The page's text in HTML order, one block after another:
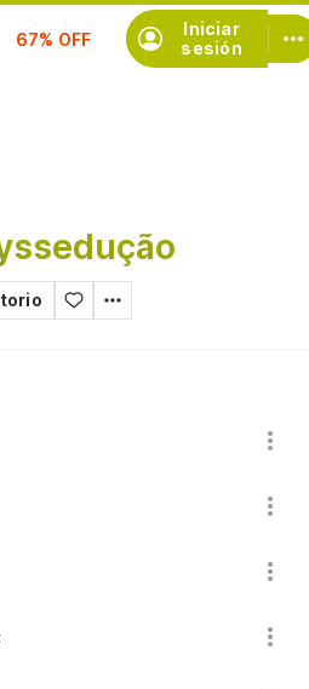
Iniciar
sesión
Suscríbete